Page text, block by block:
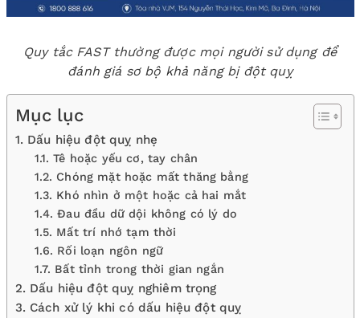
Quy tắc FAST thường được mọi người sử dụng để
đánh giá sơ bộ khả năng bị đột quỵ
Mục lục
1. Dấu hiệu đột quỵ nhẹ
1.1. Tê hoặc yếu cơ, tay chân
1.2. Chóng mặt hoặc mất thăng bằng
1.3. Khó nhìn ở một hoặc cả hai mắt
1.4. Đau đầu dữ dội không có lý do
1.5. Mất trí nhớ tạm thời
1.6. Rối loạn ngôn ngữ
1.7. Bất tỉnh trong thời gian ngắn
2. Dấu hiệu đột quỵ nghiêm trọng
3. Cách xử lý khi có dấu hiệu đột quỵ